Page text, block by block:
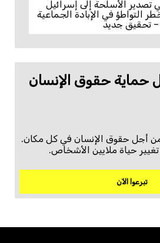
تصدير الأسلحة إلى إسرائيل
التواطؤ في الإبادة الجماعية
تحقيق جديد
حماية حقوق الإنسان
من أجل حقوق الإنسان في كل مكان.
تغيير حياة ملايين الأشخاص.
تبرعوا الآن